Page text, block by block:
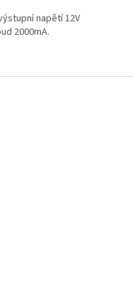
napětí 12V
2000mA.